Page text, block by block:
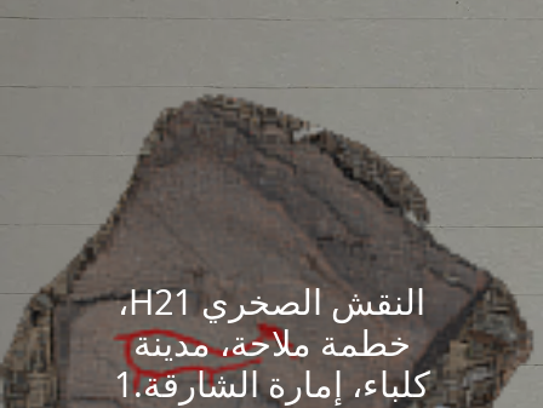
النقش الصخري H21،
خطمة ملاحة، مدينة
كلباء، إمارة الشارقة.1